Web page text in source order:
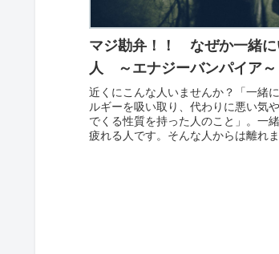
マジ勘弁！！ なぜか一緒に
人 ～エナジーバンパイア～
近くにこんな人いませんか？「一緒
ルギーを吸い取り、代わりに悪い気
でくる性質を持った人のこと」。一
疲れる人です。そんな人からは離れま